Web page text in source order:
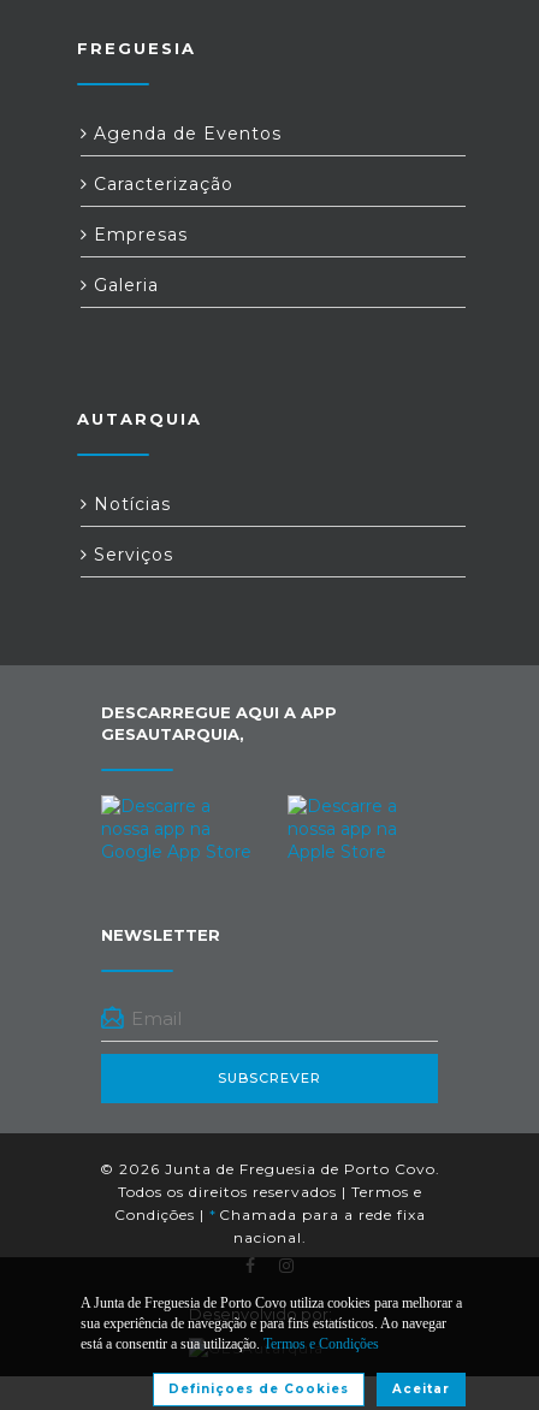
FREGUESIA
Agenda de Eventos
Caracterização
Empresas
Galeria
AUTARQUIA
Notícias
Serviços
DESCARREGUE AQUI A APP
GESAUTARQUIA,
NEWSLETTER
SUBSCREVER
© 2026 Junta de Freguesia de Porto Covo.
Todos os direitos reservados | Termos e
Condições | * Chamada para a rede fixa
nacional.
Desenvolvido por:
A Junta de Freguesia de Porto Covo utiliza cookies para melhorar a
sua experiência de navegação e para fins estatísticos. Ao navegar
está a consentir a sua utilização. Termos e Condições
Aceitar
Definiçoes de Cookies